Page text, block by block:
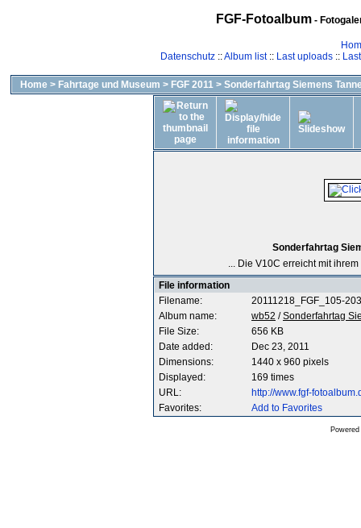
FGF-Fotoalbum-
Datenschutz::Album list:: Last uploads::
Home > Fahrtage und Museum > FGF 2011 > Sonderfahrtag Siemens
Sonderfahrtag
... Die V10C erreicht mit
File information
Filename:
20111218_FGF_105-
Album name:
wb52 /Sonderfahrtag
File Size:
656 KB
Date added:
Dec 23, 2011
Dimensions:
1440 x 960 pixels
Displayed:
169 times
URL:
http://www.fgf-
Favorites:
Add to Favorites